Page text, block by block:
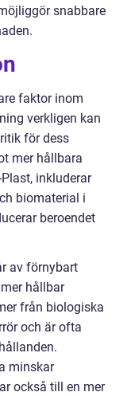
snabbare
faktor inom
verkligen kan
för dess
mer hållbara
inkluderar
biomaterial i
beroendet
av förnybart
hållbar
från biologiska
och är ofta
minskar
också till en mer